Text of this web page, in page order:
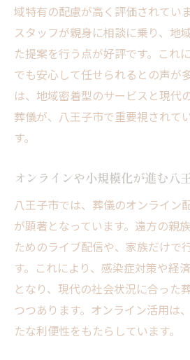
域特有の配慮が高く評価されてい
スタッフが親身に相談に乗り、地
た提案を行う点が好評です。これ
でも安心して任せられるとの声が
は、地域密着型のサービスと現代
葬儀が、八王子市で重要視されて
す。
オンラインや小規模化が進む八
八王子市では、葬儀のオンライン
が顕著となっています。遠方の親
ためのライブ配信や、家族だけで
す。これにより、感染症対策や経
となり、現代の社会状況に合った
つつあります。オンライン活用は
たな利便性をもたらしています。